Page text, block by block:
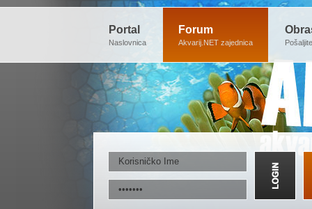
Portal
Naslovnica
Forum
Akvarij.NET zajednica